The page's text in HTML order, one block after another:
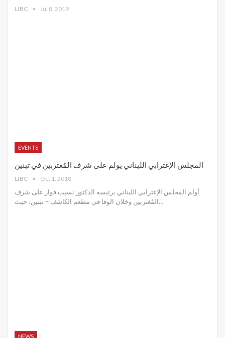
LIBC Jul 8, 2019
EVENTS
المجلس الإغترابي اللبناني يولم على شرف المُغتربين في تبنين
LIBC Oct 1, 2018
أولم المجلس الإغترابي اللبناني برئيسه الدكتور نسيب فواز على شرف
المُغتربين وخلان الوفا في مطعم الكاشف – تبنين، حيث…
NEWS